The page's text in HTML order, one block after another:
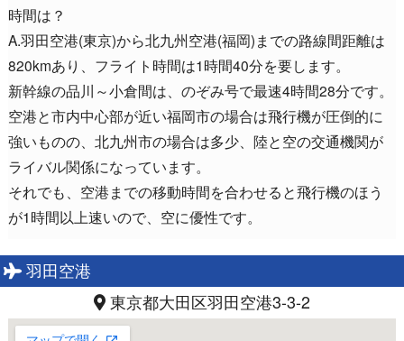
時間は？
A.羽田空港(東京)から北九州空港(福岡)までの路線間距離は
820kmあり、フライト時間は1時間40分を要します。
新幹線の品川～小倉間は、のぞみ号で最速4時間28分です。
空港と市内中心部が近い福岡市の場合は飛行機が圧倒的に
強いものの、北九州市の場合は多少、陸と空の交通機関が
ライバル関係になっています。
それでも、空港までの移動時間を合わせると飛行機のほう
が1時間以上速いので、空に優性です。
羽田空港
東京都大田区羽田空港3-3-2